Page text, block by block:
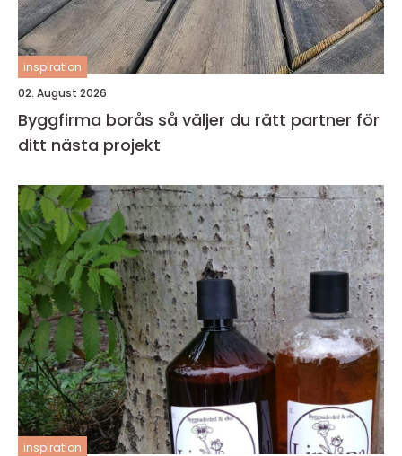
inspiration
02. August 2026
Byggfirma borås så väljer du rätt partner för
ditt nästa projekt
inspiration